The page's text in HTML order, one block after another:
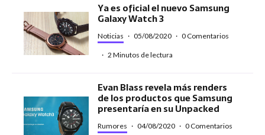
Ya es oficial el nuevo Samsung
Galaxy Watch 3
Noticias · 05/08/2020 · 0 Comentarios
· 2 Minutos de lectura
Evan Blass revela más renders
de los productos que Samsung
presentaría en su Unpacked
Rumores · 04/08/2020 · 0 Comentarios